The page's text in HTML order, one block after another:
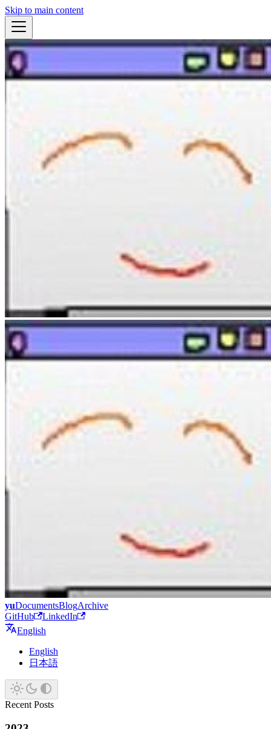
Skip to main content
yuDocumentsBlogArchive
GitHub
LinkedIn
English
English
日本語
Recent Posts